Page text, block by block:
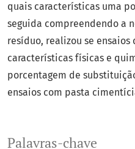
Palavras-chave
quais características uma
seguida compreendendo a
resíduo, realizou se ensaios
características físicas e
porcentagem de
ensaios com pasta